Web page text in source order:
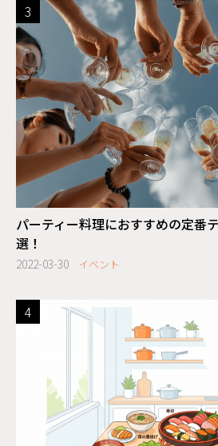
パーティー料理におすすめの定番
選！
2022-03-30 イベント